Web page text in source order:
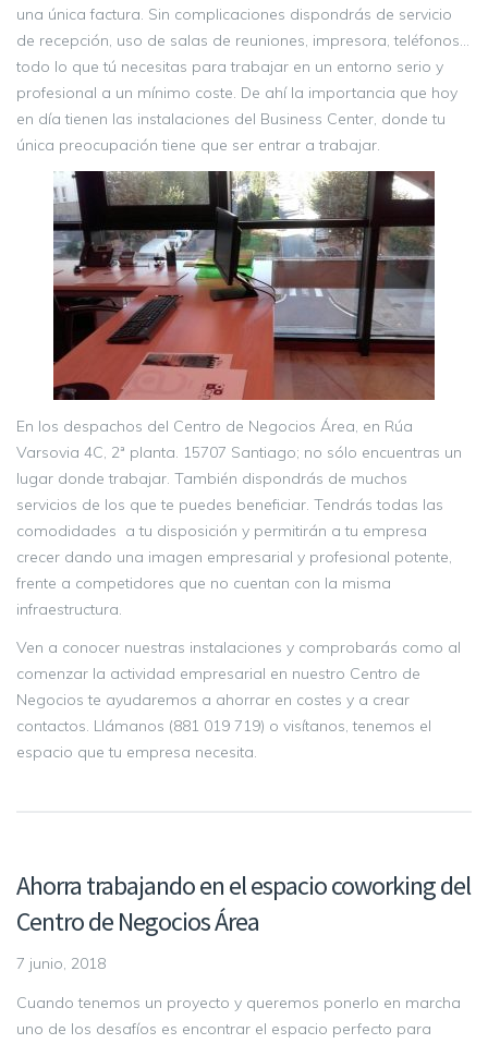
una única factura. Sin complicaciones dispondrás de servicio
de recepción, uso de salas de reuniones, impresora, teléfonos…
todo lo que tú necesitas para trabajar en un entorno serio y
profesional a un mínimo coste. De ahí la importancia que hoy
en día tienen las instalaciones del Business Center, donde tu
única preocupación tiene que ser entrar a trabajar.
En los despachos del Centro de Negocios Área, en Rúa
Varsovia 4C, 2ª planta. 15707 Santiago; no sólo encuentras un
lugar donde trabajar. También dispondrás de muchos
servicios de los que te puedes beneficiar. Tendrás todas las
comodidades a tu disposición y permitirán a tu empresa
crecer dando una imagen empresarial y profesional potente,
frente a competidores que no cuentan con la misma
infraestructura.
Ven a conocer nuestras instalaciones y comprobarás como al
comenzar la actividad empresarial en nuestro Centro de
Negocios te ayudaremos a ahorrar en costes y a crear
contactos. Llámanos (881 019 719) o visítanos, tenemos el
espacio que tu empresa necesita.
Ahorra trabajando en el espacio coworking del
Centro de Negocios Área
7 junio, 2018
Cuando tenemos un proyecto y queremos ponerlo en marcha
uno de los desafíos es encontrar el espacio perfecto para